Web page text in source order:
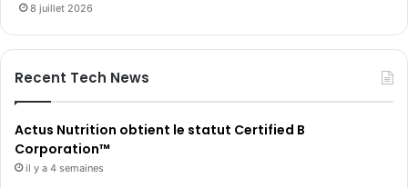
8 juillet 2026
Recent Tech News
Actus Nutrition obtient le statut Certified B
Corporation™
il y a 4 semaines